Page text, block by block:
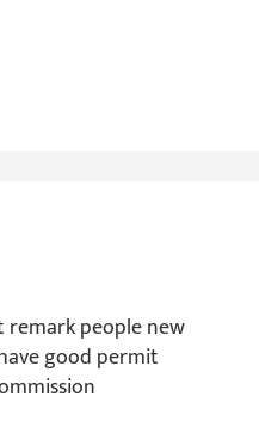
remark people new
good permit